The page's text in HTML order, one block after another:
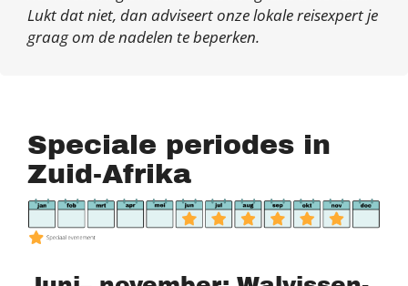
Lukt dat niet, dan adviseert onze lokale reisexpert je
graag om de nadelen te beperken.
Speciale periodes in
Zuid-Afrika